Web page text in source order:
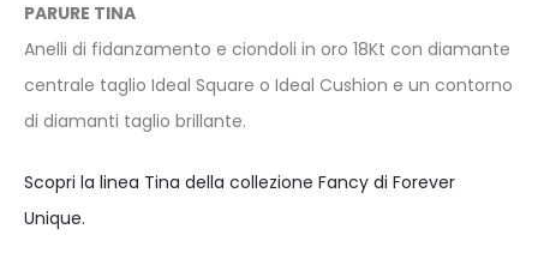
PARURE TINA
Anelli di fidanzamento e ciondoli in oro 18Kt con diamante
centrale taglio Ideal Square o Ideal Cushion e un contorno
di diamanti taglio brillante.
Scopri la linea Tina della collezione Fancy di Forever
Unique.